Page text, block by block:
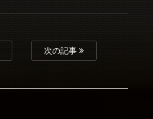
次の記事